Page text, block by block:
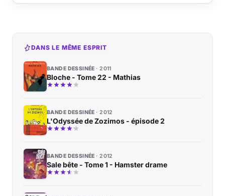
DANS LE MÊME ESPRIT
BANDE DESSINÉE 2011
Bloche - Tome 22 - Mathias
BANDE DESSINÉE 2012
L'Odyssée de Zozimos - épisode 2
BANDE DESSINÉE 2012
Sale bête - Tome 1 - Hamster drame